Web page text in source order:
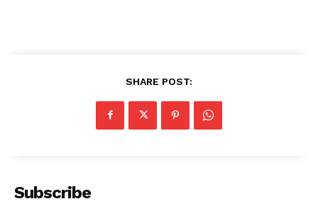
SHARE POST:
Subscribe